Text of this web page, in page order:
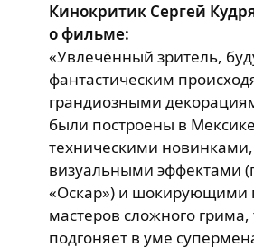
Кинокритик Сергей
о фильме:
«Увлечённый зритель,
фантастическим
грандиозными
были построены в
техническими новинками,
визуальными эффектами
«Оскар») и шокирующими
мастеров сложного
подгоняет в уме